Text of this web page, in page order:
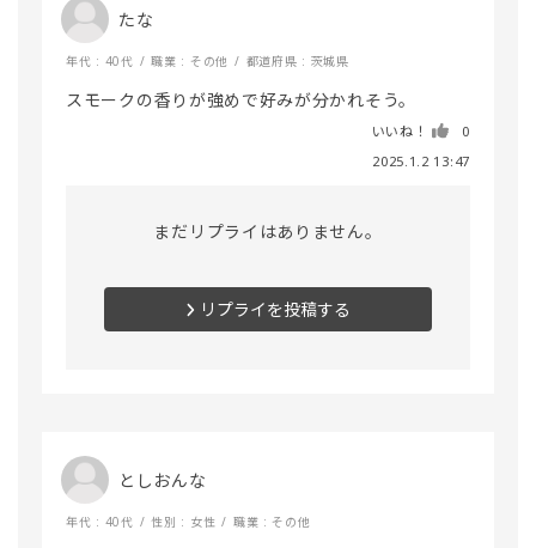
たな
年代 : 40代 職業 : その他 都道府県 : 茨城県
スモークの香りが強めで好みが分かれそう。
いいね！
0
2025.1.2 13:47
まだリプライはありません。
リプライを投稿する
としおんな
年代 : 40代 性別 : 女性 職業 : その他